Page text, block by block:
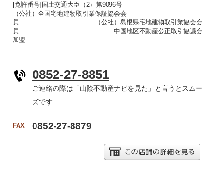
[免許番号]国土交通大臣（2）第9096号
（公社）全国宅地建物取引業保証協会会
員 （公社）島根県宅地建物取引業協会会
員 中国地区不動産公正取引協議会
加盟
0852-27-8851
ご連絡の際は「山陰不動産ナビを見た」と言うとスムー
ズです
FAX 0852-27-8879